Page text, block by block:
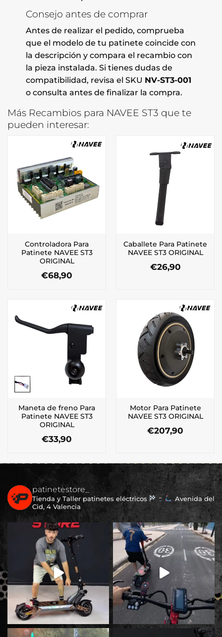
Consejo antes de comprar
Antes de realizar el pedido, comprueba
que el modelo de tu patinete coincide con
la descripción y compara el recambio con
la pieza instalada. Si tienes dudas de
compatibilidad, revisa el SKU NV-ST3-001
o consulta antes de finalizar la compra.
Más Recambios para NAVEE ST3 que te
pueden interesar:
Controladora Para
Patinete NAVEE ST3
ORIGINAL
€68,90
Caballete Para Patinete
NAVEE ST3 ORIGINAL
€26,90
Maneta de freno Para
Patinete NAVEE ST3
ORIGINAL
€33,90
Motor Para Patinete
NAVEE ST3 ORIGINAL
€207,90
patinetestore_
Tienda y Taller patinetes eléctricos
Avenida del
Cid, 4 Valencia